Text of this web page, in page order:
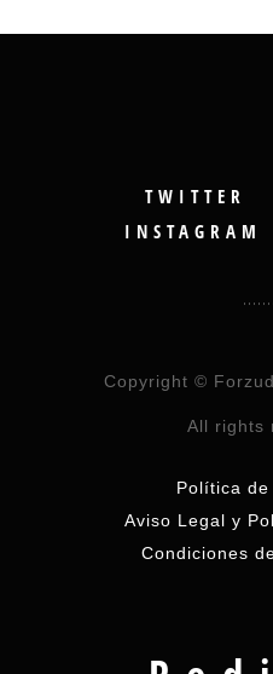
TWITTER
INSTAGRAM
Copyright ©
All rights
Política
Aviso Legal y
Condiciones